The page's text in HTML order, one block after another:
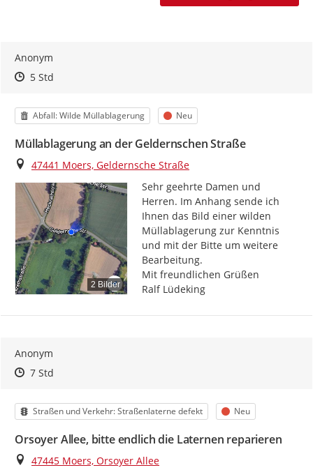
Anonym
Zeitpunkt des Erstellens
Zeitpunkt des Erstellens
5 StdZur Äußerung
Kategorie
Abfall: Wilde Müllablagerung Status
Neu
Müllablagerung an der Geldernschen Straße
Ort
47441 Moers, Geldernsche Straße
2 Bilder
Sehr geehrte Damen und
Herren. Im Anhang sende ich
Ihnen das Bild einer wilden
Müllablagerung zur Kenntnis
und mit der Bitte um weitere
Bearbeitung.
Mit freundlichen Grüßen
Ralf Lüdeking
Anonym
Zeitpunkt des Erstellens
Zeitpunkt des Erstellens
7 StdZur Äußerung
Kategorie
Straßen und Verkehr: Straßenlaterne defekt Status
Neu
Orsoyer Allee, bitte endlich die Laternen reparieren
Ort
47445 Moers, Orsoyer Allee